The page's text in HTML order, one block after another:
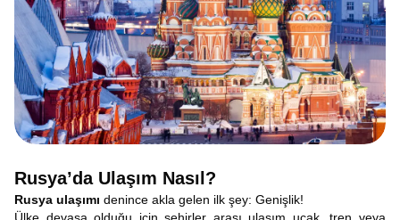
Rusya’da Ulaşım Nasıl?
Rusya ulaşımı denince akla gelen ilk şey: Genişlik!